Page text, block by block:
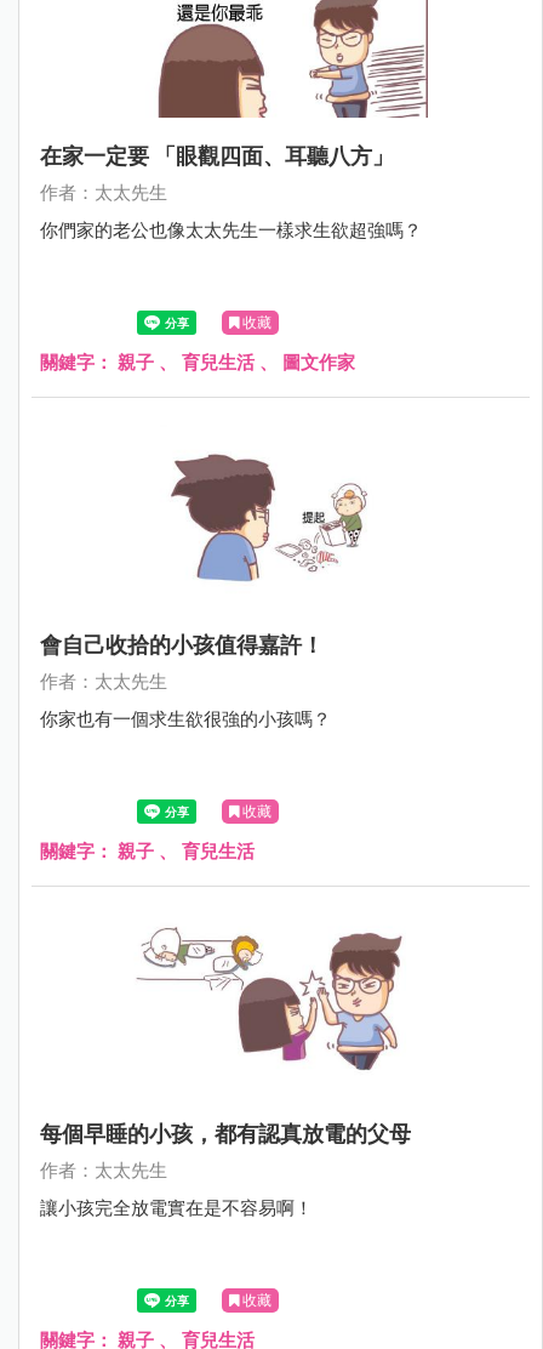
在家一定要 「眼觀四面、耳聽八方」
作者：太太先生
你們家的老公也像太太先生一樣求生欲超強嗎？
收藏
關鍵字： 親子 、 育兒生活、 圖文作家
會自己收拾的小孩值得嘉許！
作者：太太先生
你家也有一個求生欲很強的小孩嗎？
收藏
關鍵字： 親子 、 育兒生活
每個早睡的小孩，都有認真放電的父母
作者：太太先生
讓小孩完全放電實在是不容易啊！
收藏
關鍵字： 親子 、 育兒生活